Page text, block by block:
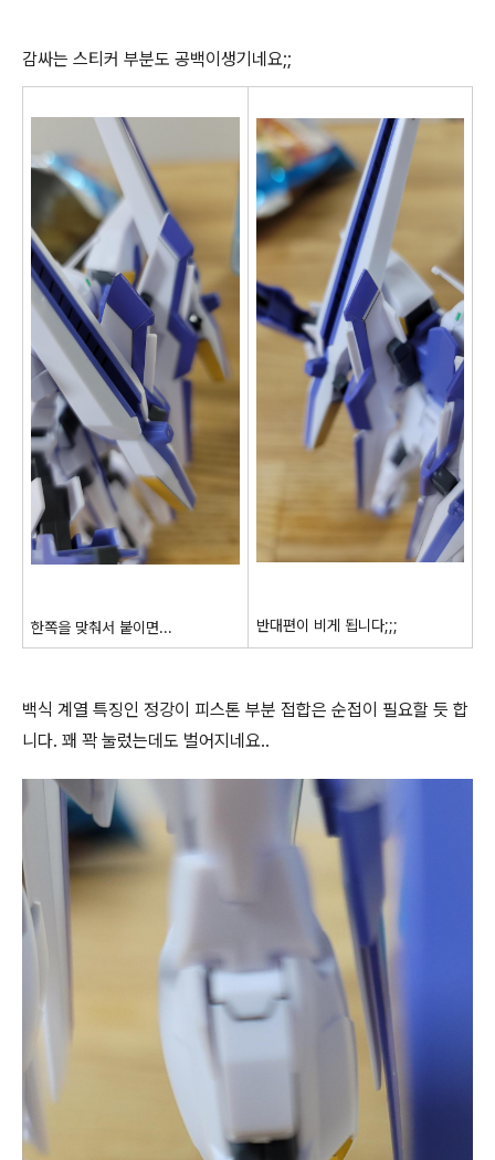
감싸는 스티커 부분도 공백이생기네요;;
한쪽을 맞춰서 붙이면... 반대편이 비게 됩니다;;;
백식 계열 특징인 정강이 피스톤 부분 접합은 순접이 필요할 듯 합
니다. 꽤 꽉 눌렀는데도 벌어지네요..